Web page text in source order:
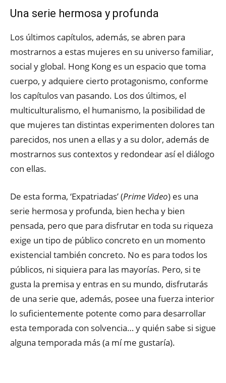
Una serie hermosa y profunda
Los últimos capítulos, además, se abren para
mostrarnos a estas mujeres en su universo familiar,
social y global. Hong Kong es un espacio que toma
cuerpo, y adquiere cierto protagonismo, conforme
los capítulos van pasando. Los dos últimos, el
multiculturalismo, el humanismo, la posibilidad de
que mujeres tan distintas experimenten dolores tan
parecidos, nos unen a ellas y a su dolor, además de
mostrarnos sus contextos y redondear así el diálogo
con ellas.
De esta forma, ‘Expatriadas’ (Prime Video) es una
serie hermosa y profunda, bien hecha y bien
pensada, pero que para disfrutar en toda su riqueza
exige un tipo de público concreto en un momento
existencial también concreto. No es para todos los
públicos, ni siquiera para las mayorías. Pero, si te
gusta la premisa y entras en su mundo, disfrutarás
de una serie que, además, posee una fuerza interior
lo suficientemente potente como para desarrollar
esta temporada con solvencia… y quién sabe si sigue
alguna temporada más (a mí me gustaría).